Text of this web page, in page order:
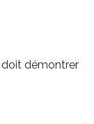
doit démontrer